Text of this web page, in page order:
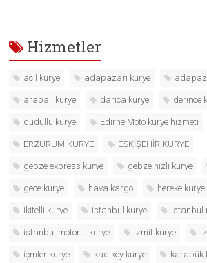
Hizmetler
acil kurye adapazarı kurye
arabalı kurye darıca kurye derince
dudullu kurye Edirne Moto kurye hizmeti
ERZURUM KURYE ESKİŞEHİR KURYE
gebze express kurye gebze hızlı kurye
gece kurye hava kargo hereke kurye
ikitelli kurye istanbul kurye istanbul
istanbul motorlu kurye izmit kurye
içmler kurye kadıköy kurye karabük